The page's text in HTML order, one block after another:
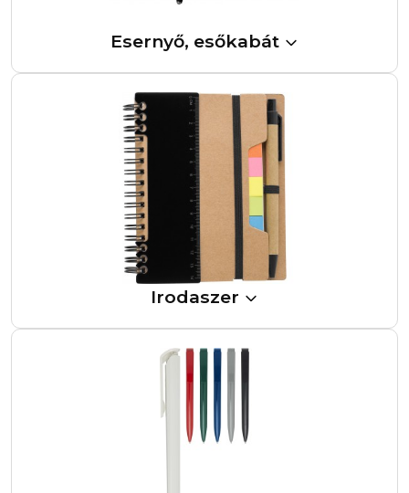
Esernyő, esőkabát
Irodaszer